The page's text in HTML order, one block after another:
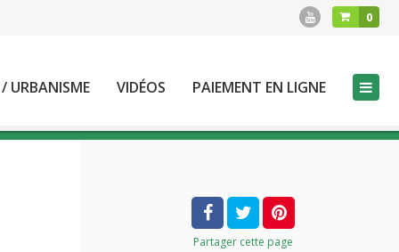
0
URBANISME VIDÉOS PAIEMENT EN LIGNE
Partager cette page